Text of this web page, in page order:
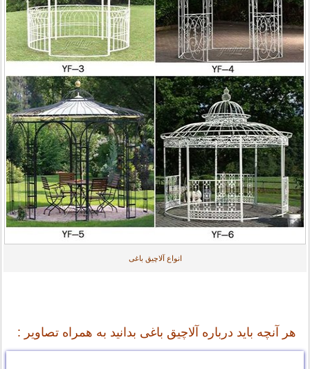
انواع آلاچیق باغی
هر آنچه باید درباره آلاچیق باغی بدانید به همراه تصاویر :